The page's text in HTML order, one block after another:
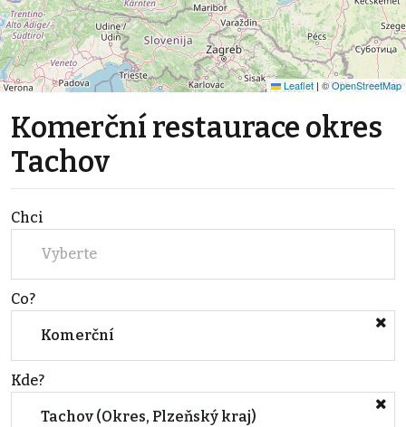
Leaflet | ©OpenStreetMap
Komerční restaurace okres
Tachov
Chci
Vyberte
Co?
Komerční
Kde?
Tachov (Okres, Plzeňský kraj)